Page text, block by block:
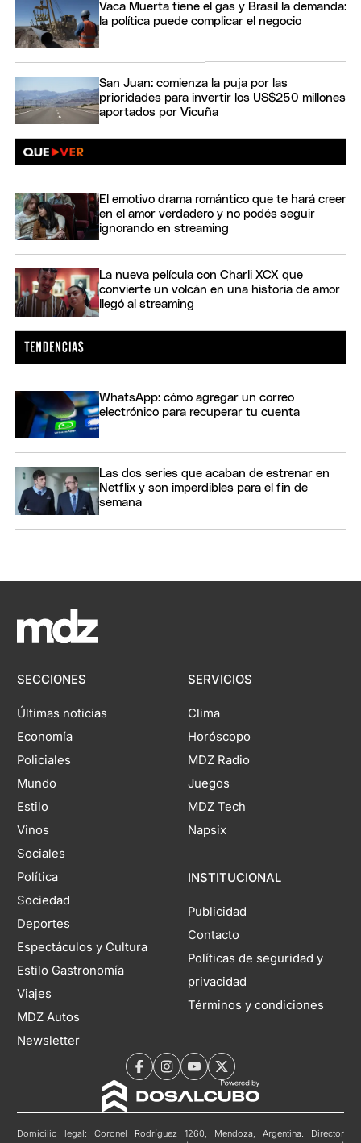
Vaca Muerta tiene el gas y Brasil la demanda:
la política puede complicar el negocio
San Juan: comienza la puja por las
prioridades para invertir los US$250 millones
aportados por Vicuña
El emotivo drama romántico que te hará creer
en el amor verdadero y no podés seguir
ignorando en streaming
La nueva película con Charli XCX que
convierte un volcán en una historia de amor
llegó al streaming
WhatsApp: cómo agregar un correo
electrónico para recuperar tu cuenta
Las dos series que acaban de estrenar en
Netflix y son imperdibles para el fin de
semana
SECCIONES
Últimas noticias
Economía
Policiales
Mundo
Estilo
Vinos
Sociales
Política
Sociedad
Deportes
Espectáculos y Cultura
Estilo Gastronomía
Viajes
MDZ Autos
Newsletter
SERVICIOS
Clima
Horóscopo
MDZ Radio
Juegos
MDZ Tech
Napsix
INSTITUCIONAL
Publicidad
Contacto
Políticas de seguridad y
privacidad
Términos y condiciones
Domicilio legal: Coronel Rodríguez 1260, Mendoza, Argentina. Director